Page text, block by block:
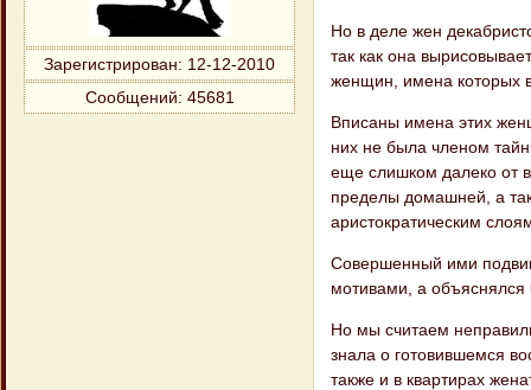
Зарегистрирован: 12-12-2010
Сообщений: 45681
Но в деле жен
так как она
женщин, имена которых
Вписаны имена этих
них не была членом
еще слишком далеко от
пределы домашней, а
аристократическим
Совершенный ими
мотивами, а объяснялся
Но мы считаем
знала о готовившемся
также и в квартирах